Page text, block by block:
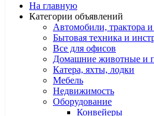
На главную
Категории объявлений
Автомобили, трактора
Бытовая техника и
Все для офисов
Домашние животные и
Катера, яхты, лодки
Мебель
Недвижимость
Оборудование
Конвейеры